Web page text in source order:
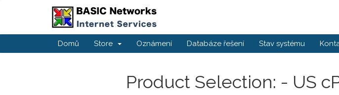
Domů Store Oznámení Databáze řešení Stav systému
Product Selection: - US